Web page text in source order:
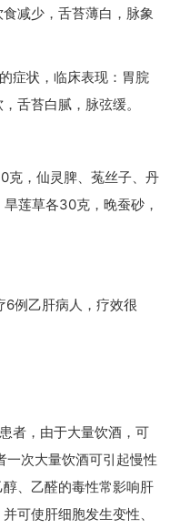
减少，舌苔薄白，脉象
状，临床表现：胃脘
舌苔白腻，脉弦缓。
，仙灵脾、菟丝子、丹
莲草各30克，晚蚕砂，
例乙肝病人，疗效很
者，由于大量饮酒，可
一次大量饮酒可引起慢性
、乙醛的毒性常影响肝
可使肝细胞发生变性、